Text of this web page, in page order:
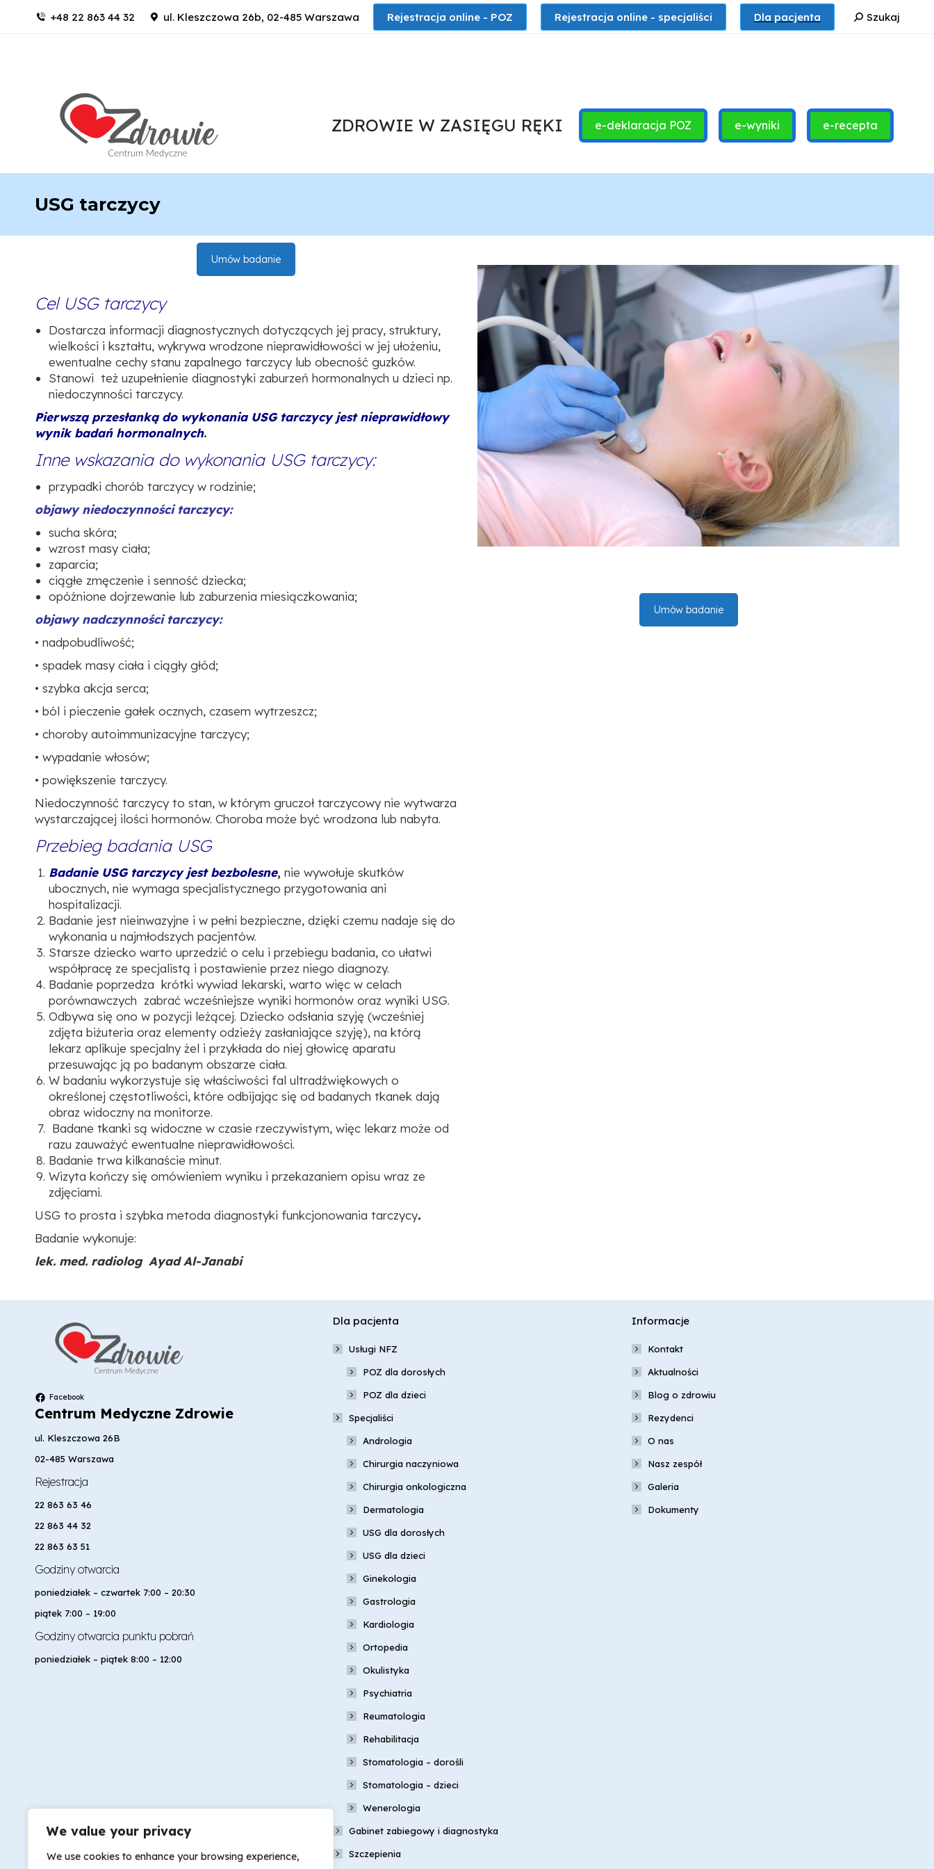
We value your privacy
We use cookies to enhance your browsing experience,
+48 22 863 44 32 ul. Kleszczowa 26b, 02-485 Warszawa Rejestracja online - POZ Rejestracja online - specjaliści Dla pacjenta Szukaj:
Szukaj
ZDROWIE W ZASIĘGU RĘKI e-deklaracja POZ e-wyniki e-recepta
USG tarczycy
Umów badanie
Cel USG tarczycy
Dostarcza informacji diagnostycznych dotyczących jej pracy, struktury,
wielkości i kształtu, wykrywa wrodzone nieprawidłowości w jej ułożeniu,
ewentualne cechy stanu zapalnego tarczycy lub obecność guzków.
Stanowi też uzupełnienie diagnostyki zaburzeń hormonalnych u dzieci np.
niedoczynności tarczycy.
Pierwszą przesłanką do wykonania USG tarczycy jest nieprawidłowy
wynik badań hormonalnych.
Inne wskazania do wykonania USG tarczycy:
przypadki chorób tarczycy w rodzinie;
objawy niedoczynności tarczycy:
sucha skóra;
wzrost masy ciała;
zaparcia;
ciągłe zmęczenie i senność dziecka;
opóźnione dojrzewanie lub zaburzenia miesiączkowania;
objawy nadczynności tarczycy:
• nadpobudliwość;
• spadek masy ciała i ciągły głód;
• szybka akcja serca;
• ból i pieczenie gałek ocznych, czasem wytrzeszcz;
• choroby autoimmunizacyjne tarczycy;
• wypadanie włosów;
• powiększenie tarczycy.
Niedoczynność tarczycy to stan, w którym gruczoł tarczycowy nie wytwarza
wystarczającej ilości hormonów. Choroba może być wrodzona lub nabyta.
Przebieg badania USG
Badanie USG tarczycy jest bezbolesne, nie wywołuje skutków
ubocznych, nie wymaga specjalistycznego przygotowania ani
hospitalizacji.
Badanie jest nieinwazyjne i w pełni bezpieczne, dzięki czemu nadaje się do
wykonania u najmłodszych pacjentów.
Starsze dziecko warto uprzedzić o celu i przebiegu badania, co ułatwi
współpracę ze specjalistą i postawienie przez niego diagnozy.
Badanie poprzedza krótki wywiad lekarski, warto więc w celach
porównawczych zabrać wcześniejsze wyniki hormonów oraz wyniki USG.
Odbywa się ono w pozycji leżącej. Dziecko odsłania szyję (wcześniej
zdjęta biżuteria oraz elementy odzieży zasłaniające szyję), na którą
lekarz aplikuje specjalny żel i przykłada do niej głowicę aparatu
przesuwając ją po badanym obszarze ciała.
W badaniu wykorzystuje się właściwości fal ultradźwiękowych o
określonej częstotliwości, które odbijając się od badanych tkanek dają
obraz widoczny na monitorze.
Badane tkanki są widoczne w czasie rzeczywistym, więc lekarz może od
razu zauważyć ewentualne nieprawidłowości.
Badanie trwa kilkanaście minut.
Wizyta kończy się omówieniem wyniku i przekazaniem opisu wraz ze
zdjęciami.
USG to prosta i szybka metoda diagnostyki funkcjonowania tarczycy.
Badanie wykonuje:
lek. med. radiolog Ayad Al-Janabi
Umów badanie
Facebook
Centrum Medyczne Zdrowie
ul. Kleszczowa 26B
02-485 Warszawa
Rejestracja
22 863 63 46
22 863 44 32
22 863 63 51
Godziny otwarcia
poniedziałek – czwartek 7:00 – 20:30
piątek 7:00 – 19:00
Godziny otwarcia punktu pobrań
poniedziałek – piątek 8:00 – 12:00
Dla pacjenta
Usługi NFZ
POZ dla dorosłych
POZ dla dzieci
Specjaliści
Andrologia
Chirurgia naczyniowa
Chirurgia onkologiczna
Dermatologia
USG dla dorosłych
USG dla dzieci
Ginekologia
Gastrologia
Kardiologia
Ortopedia
Okulistyka
Psychiatria
Reumatologia
Rehabilitacja
Stomatologia – dorośli
Stomatologia – dzieci
Wenerologia
Gabinet zabiegowy i diagnostyka
Szczepienia
Informacje
Kontakt
Aktualności
Blog o zdrowiu
Rezydenci
O nas
Nasz zespół
Galeria
Dokumenty